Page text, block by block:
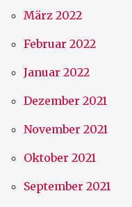
März 2022
Februar 2022
Januar 2022
Dezember 2021
November 2021
Oktober 2021
September 2021